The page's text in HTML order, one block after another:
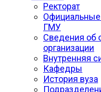
Ректорат
ГМУ
Сведения об
организации
Внутренняя
Кафедры
История вуза